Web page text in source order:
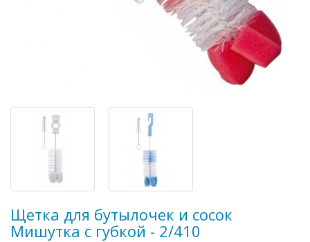
Щетка для бутылочек и сосок
Мишутка с губкой - 2/410